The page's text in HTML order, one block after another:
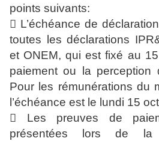
points suivants:
 L’échéance de
toutes les déclarations
et ONEM, qui est fixé au
paiement ou la perception
Pour les rémunérations du
l’échéance est le lundi 15
 Les preuves de
présentées lors de la